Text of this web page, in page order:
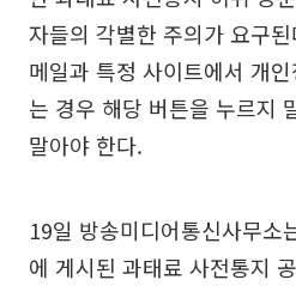
자들의 각별한 주의가 요구
메일과 특정 사이트에서 개
는 경우 해당 버튼을 누르지
말아야 한다.
19일 방송미디어통신사무소
에 게시된 과태료 사전통지